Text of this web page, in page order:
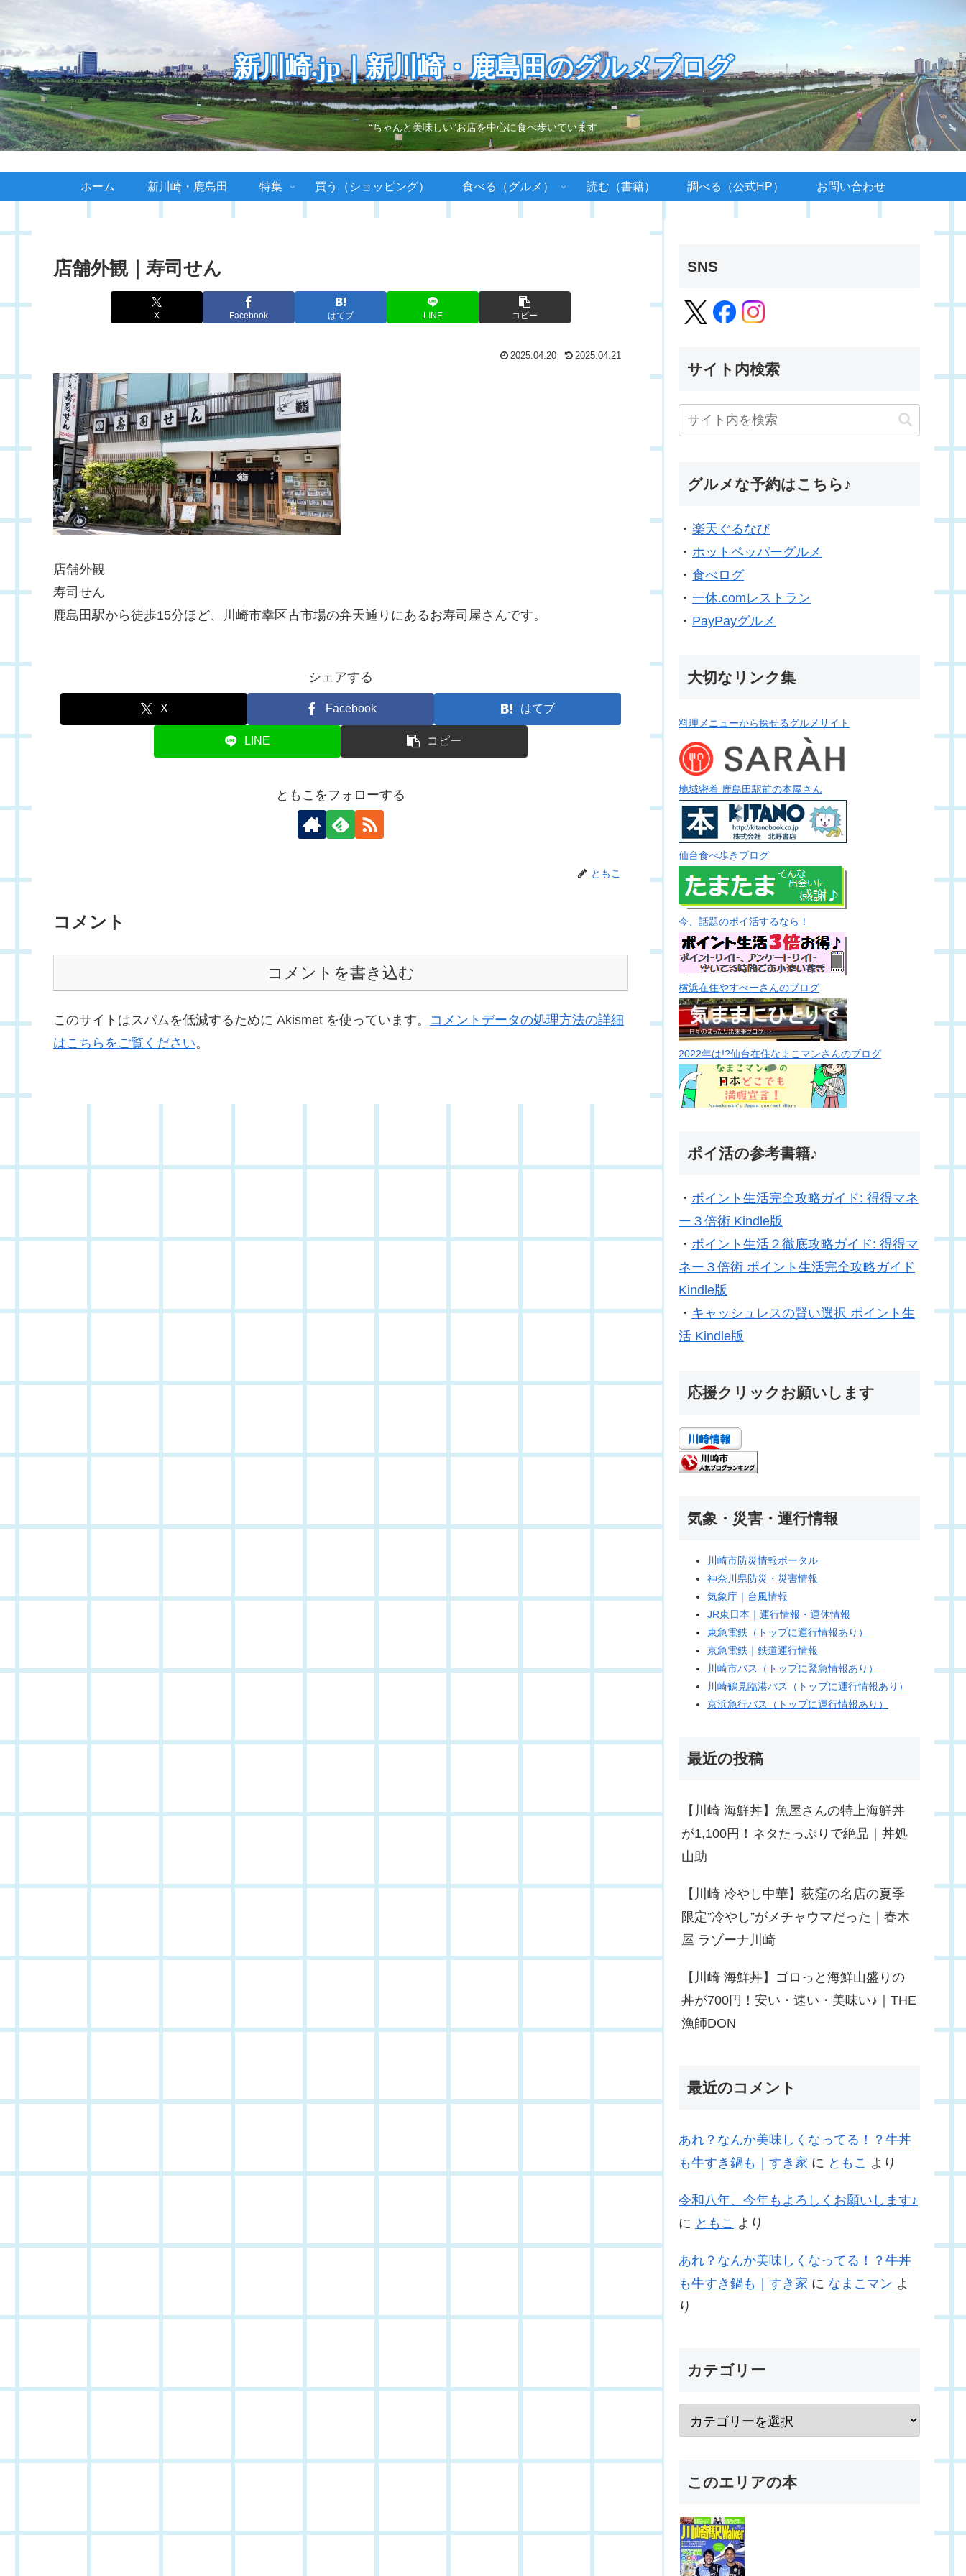
新川崎.jp｜新川崎・鹿島田のグルメブログ
“ちゃんと美味しい”お店を中心に食べ歩いています
ホーム 新川崎・鹿島田 特集 買う（ショッピング） 食べる（グルメ） 読む（書籍） 調べる（公式HP） お問い合わせ
店舗外観｜寿司せん
X Facebook はてブ LINE コピー
2025.04.20 2025.04.21
店舗外観
寿司せん
鹿島田駅から徒歩15分ほど、川崎市幸区古市場の弁天通りにあるお寿司屋さんです。
シェアする
X Facebook はてブ
LINE コピー
ともこをフォローする
ともこ
コメント
コメントを書き込む
このサイトはスパムを低減するために Akismet を使っています。 コメントデータの処理方法の詳細
はこちらをご覧ください。
SNS
サイト内検索
グルメな予約はこちら♪
・ 楽天ぐるなび
・ ホットペッパーグルメ
・ 食べログ
・ 一休.comレストラン
・ PayPayグルメ
大切なリンク集
料理メニューから探せるグルメサイト
地域密着 鹿島田駅前の本屋さん
仙台食べ歩きブログ
今、話題のポイ活するなら！
横浜在住やすべーさんのブログ
2022年は!?仙台在住なまこマンさんのブログ
ポイ活の参考書籍♪
・ ポイント生活完全攻略ガイド: 得得マネ
ー３倍術 Kindle版
・ ポイント生活２徹底攻略ガイド: 得得マ
ネー３倍術 ポイント生活完全攻略ガイド
Kindle版
・ キャッシュレスの賢い選択 ポイント生
活 Kindle版
応援クリックお願いします
気象・災害・運行情報
川崎市防災情報ポータル
神奈川県防災・災害情報
気象庁｜台風情報
JR東日本｜運行情報・運休情報
東急電鉄（トップに運行情報あり）
京急電鉄｜鉄道運行情報
川崎市バス（トップに緊急情報あり）
川崎鶴見臨港バス（トップに運行情報あり）
京浜急行バス（トップに運行情報あり）
最近の投稿
【川崎 海鮮丼】魚屋さんの特上海鮮丼
が1,100円！ネタたっぷりで絶品｜丼処
山助
【川崎 冷やし中華】荻窪の名店の夏季
限定”冷やし”がメチャウマだった｜春木
屋 ラゾーナ川崎
【川崎 海鮮丼】ゴロっと海鮮山盛りの
丼が700円！安い・速い・美味い♪｜THE
漁師DON
最近のコメント
あれ？なんか美味しくなってる！？牛丼
も牛すき鍋も｜すき家 に ともこ より
令和八年、今年もよろしくお願いします♪
に ともこ より
あれ？なんか美味しくなってる！？牛丼
も牛すき鍋も｜すき家 に なまこマン よ
り
カテゴリー
このエリアの本